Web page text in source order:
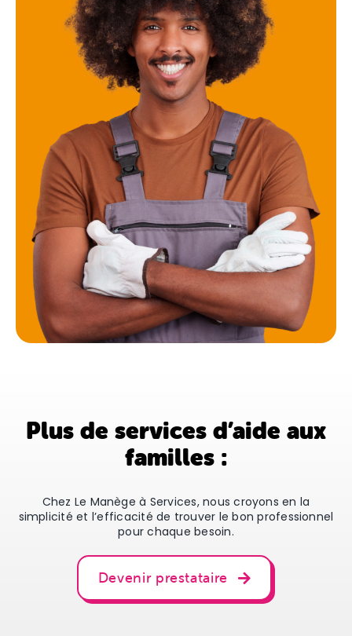
Plus de services d’aide aux
familles :
Chez Le Manège à Services, nous croyons en la
simplicité et l’efficacité de trouver le bon professionnel
pour chaque besoin.
Devenir prestataire